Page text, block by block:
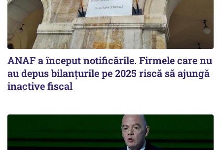
ANAF a început notificările. Firmele care nu
au depus bilanțurile pe 2025 riscă să ajungă
inactive fiscal